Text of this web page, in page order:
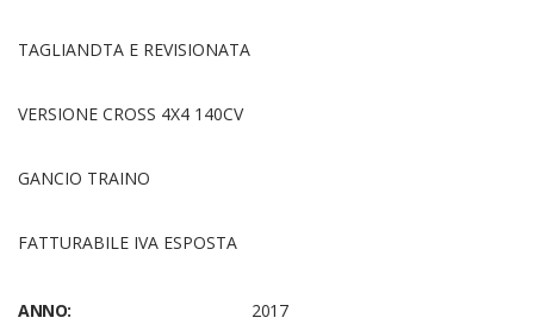
TAGLIANDTA E REVISIONATA
VERSIONE CROSS 4X4 140CV
GANCIO TRAINO
FATTURABILE IVA ESPOSTA
ANNO:
2017